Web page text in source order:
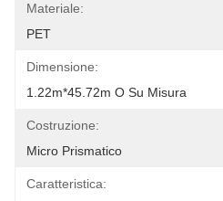
Materiale:
PET
Dimensione:
1.22m*45.72m O Su Misura
Costruzione:
Micro Prismatico
Caratteristica: